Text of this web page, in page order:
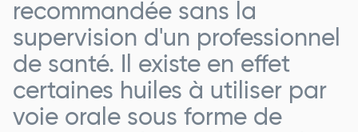
recommandée sans la
supervision d'un professionnel
de santé. Il existe en effet
certaines huiles à utiliser par
voie orale sous forme de